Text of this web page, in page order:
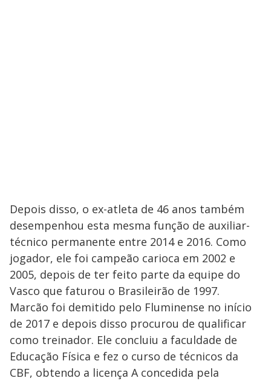
Depois disso, o ex-atleta de 46 anos também
desempenhou esta mesma função de auxiliar-
técnico permanente entre 2014 e 2016. Como
jogador, ele foi campeão carioca em 2002 e
2005, depois de ter feito parte da equipe do
Vasco que faturou o Brasileirão de 1997.
Marcão foi demitido pelo Fluminense no início
de 2017 e depois disso procurou de qualificar
como treinador. Ele concluiu a faculdade de
Educação Física e fez o curso de técnicos da
CBF, obtendo a licença A concedida pela